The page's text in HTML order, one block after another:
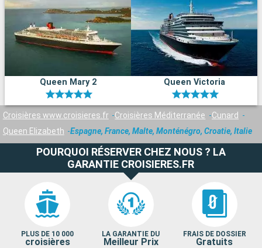
Queen Mary 2 Queen Victoria
Croisières www.croisieres.fr Croisières Méditerranée
Cunard
Queen Elizabeth
Espagne, France, Malte, Monténégro, Croatie, Italie
POURQUOI RÉSERVER CHEZ NOUS ? LA
GARANTIE CROISIERES.FR
PLUS DE 10 000
croisières
LA GARANTIE DU
Meilleur Prix
FRAIS DE DOSSIER
Gratuits